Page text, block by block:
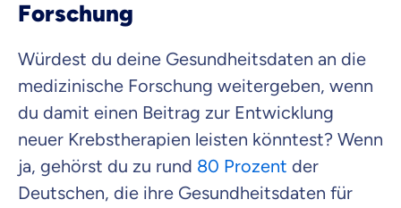
Forschung
Würdest du deine Gesundheitsdaten an die
medizinische Forschung weitergeben, wenn
du damit einen Beitrag zur Entwicklung
neuer Krebstherapien leisten könntest? Wenn
ja, gehörst du zu rund 80 Prozent der
Deutschen, die ihre Gesundheitsdaten für